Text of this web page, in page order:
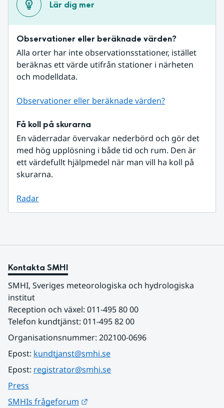
Lär dig mer
Observationer eller beräknade värden?
Alla orter har inte observationsstationer, istället
beräknas ett värde utifrån stationer i närheten
och modelldata.
Observationer eller beräknade värden?
Få koll på skurarna
En väderradar övervakar nederbörd och gör det
med hög upplösning i både tid och rum. Den är
ett värdefullt hjälpmedel när man vill ha koll på
skurarna.
Radar
Kontakta SMHI
SMHI, Sveriges meteorologiska och hydrologiska
institut
Reception och växel: 011-495 80 00
Telefon kundtjänst: 011-495 82 00
Organisationsnummer: 202100-0696
Epost: kundtjanst@smhi.se
Epost: registrator@smhi.se
Press
SMHIs frågeforum